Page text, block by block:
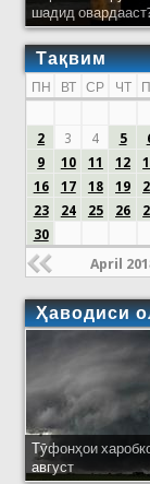
шадид
Тақвим
ПН ВТ СР ЧТ
2
3 4 5
9
10 11 12
16
17 18 19
23
24 25 26
30
April
Ҳаводиси
Тӯфонҳои
август